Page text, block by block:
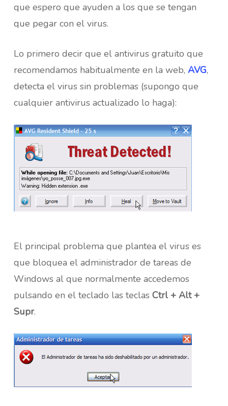
que espero que ayuden a los que se tengan
que pegar con el virus.
Lo primero decir que el antivirus gratuito que
recomendamos habitualmente en la web, AVG,
detecta el virus sin problemas (supongo que
cualquier antivirus actualizado lo haga):
El principal problema que plantea el virus es
que bloquea el administrador de tareas de
Windows al que normalmente accedemos
pulsando en el teclado las teclas Ctrl + Alt +
Supr.